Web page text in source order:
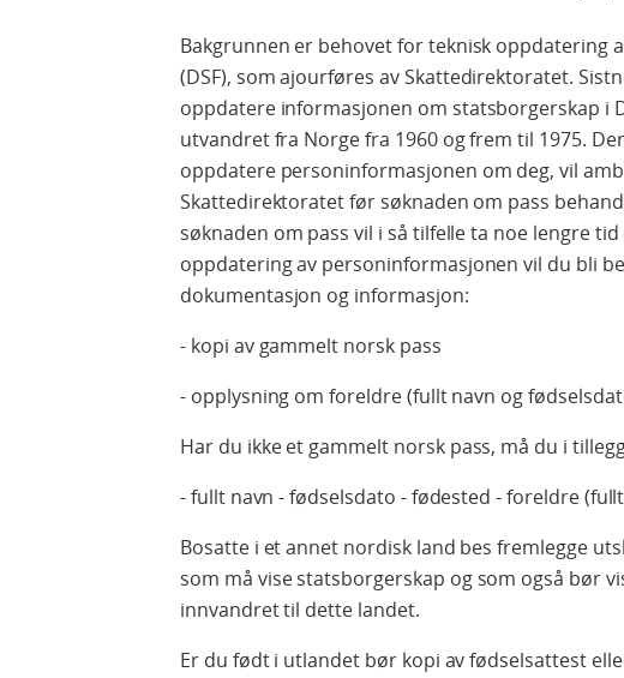
Bakgrunnen er behovet for teknisk oppdatering
(DSF), som ajourføres av Skattedirektoratet.
oppdatere informasjonen om statsborgerskap i
utvandret fra Norge fra 1960 og frem til 1975.
oppdatere personinformasjonen om deg, vil
Skattedirektoratet før søknaden om pass
søknaden om pass vil i så tilfelle ta noe lengre
oppdatering av personinformasjonen vil du bli
dokumentasjon og informasjon:
- kopi av gammelt norsk pass
- opplysning om foreldre (fullt navn og
Har du ikke et gammelt norsk pass, må du i
- fullt navn - fødselsdato - fødested - foreldre
Bosatte i et annet nordisk land bes fremlegge
som må vise statsborgerskap og som også bør
innvandret til dette landet.
Er du født i utlandet bør kopi av fødselsattest